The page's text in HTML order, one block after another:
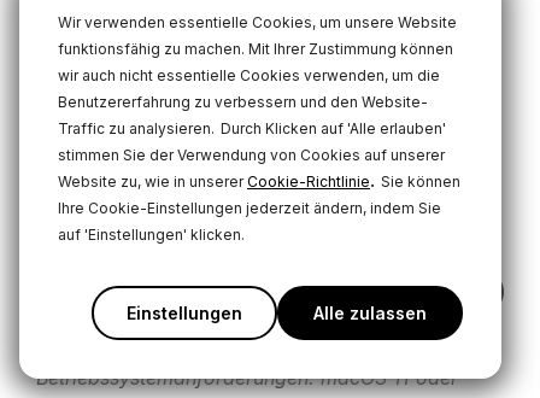
Wir verwenden essentielle Cookies, um unsere Website
funktionsfähig zu machen. Mit Ihrer Zustimmung können
wir auch nicht essentielle Cookies verwenden, um die
Benutzererfahrung zu verbessern und den Website-
Traffic zu analysieren. Durch Klicken auf 'Alle erlauben'
stimmen Sie der Verwendung von Cookies auf unserer
Website zu, wie in unsererCookie-Richtlinie. Sie können
Ihre Cookie-Einstellungen jederzeit ändern, indem Sie
auf 'Einstellungen' klicken.
Einstellungen Alle zulassen
DieRØDECaster Appist die ultimative
Begleitsoftware für den RØDECaster Video.
Gestalten Sie das perfekte Multi-Kamera-Layout
mit dem Szenen-Builder, übernehmen Sie die
Kontrolle über alle Ihre Audioquellen gleichzeitig
mit dem Audio-Mischer und greifen Sie auf
erweiterte Konfigurationseinstellungen zu, um die
perfekte Produktion zu erstellen.
Mac Windows
Betriebssystemanforderungen: macOS 11 oder